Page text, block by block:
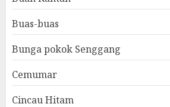
Buas-buas
Bunga pokok Senggang
Cemumar
Cincau Hitam